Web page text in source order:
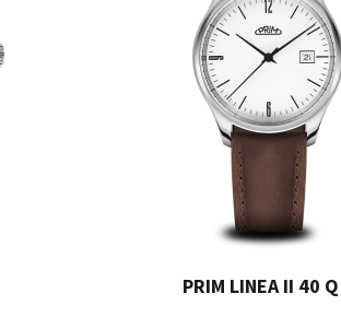
PRIM LINEA II 40